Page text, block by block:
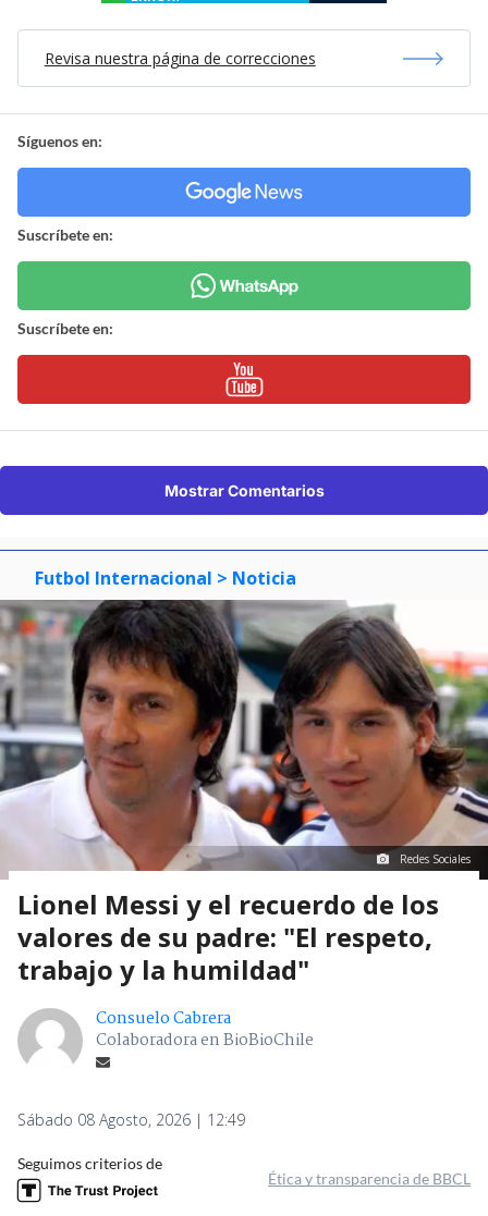
Revisa nuestra página de correcciones
Síguenos en:
Suscríbete en:
Suscríbete en:
Mostrar Comentarios
Futbol Internacional > Noticia
Redes Sociales
Lionel Messi y el recuerdo de los
valores de su padre: "El respeto,
trabajo y la humildad"
Consuelo Cabrera
Colaboradora en BioBioChile
Sábado 08 Agosto, 2026 | 12:49
Seguimos criterios de
Ética y transparencia de BBCL